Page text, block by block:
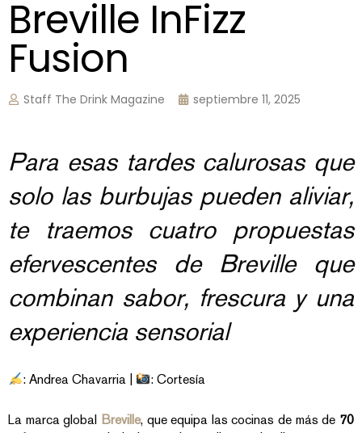
Breville InFizz
Fusion
Staff The Drink Magazine septiembre 11, 2025
Para esas tardes calurosas que
solo las burbujas pueden aliviar,
te traemos cuatro propuestas
efervescentes de Breville que
combinan sabor, frescura y una
experiencia sensorial
: Andrea Chavarria | : Cortesía
La marca global Breville, que equipa las cocinas de más de 70